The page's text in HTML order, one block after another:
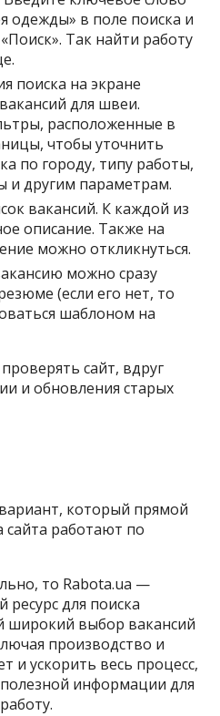
одежды» в поле поиска и
Так найти работу
поиска на экране
для швеи.
расположенные в
чтобы уточнить
по городу, типу работы,
и другим параметрам.
вакансий. К каждой из
описание. Также на
можно откликнуться.
можно сразу
(если его нет, то
шаблоном на
сайт, вдруг
и обновления старых
который прямой
сайта работают по
то Rabota.ua —
ресурс для поиска
выбор вакансий
производство и
и ускорить весь процесс,
информации для